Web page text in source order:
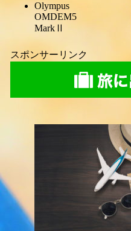
Olympus
OMDEM5
MarkⅡ
スポンサーリンク